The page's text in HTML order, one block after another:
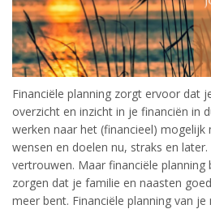
Financiële planning zorgt ervoor dat
overzicht en inzicht in je financiën in
werken naar het (financieel) mogelijk
wensen en doelen nu, straks en
vertrouwen. Maar financiële
zorgen dat je familie en naasten
meer bent. Financiële planning van